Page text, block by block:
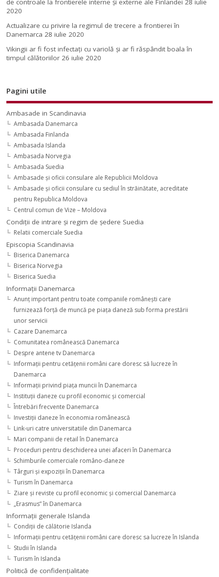
de controale la frontierele interne și externe ale Finlandei 28 iulie
2020
Actualizare cu privire la regimul de trecere a frontierei în
Danemarca 28 iulie 2020
Vikingii ar fi fost infectaţi cu variolă şi ar fi răspândit boala în
timpul călătoriilor 26 iulie 2020
Pagini utile
Ambasade in Scandinavia
Ambasada Danemarca
Ambasada Finlanda
Ambasada Islanda
Ambasada Norvegia
Ambasada Suedia
Ambasade şi oficii consulare ale Republicii Moldova
Ambasade şi oficii consulare cu sediul în străinătate, acreditate
pentru Republica Moldova
Centrul comun de Vize – Moldova
Condiţii de intrare şi regim de şedere Suedia
Relatii comerciale Suedia
Episcopia Scandinavia
Biserica Danemarca
Biserica Norvegia
Biserica Suedia
Informaţii Danemarca
Anunţ important pentru toate companiile româneşti care
furnizează forţă de muncă pe piaţa daneză sub forma prestării
unor servicii
Cazare Danemarca
Comunitatea românească Danemarca
Despre antene tv Danemarca
Informaţii pentru cetăţenii români care doresc să lucreze în
Danemarca
Informaţii privind piaţa muncii în Danemarca
Instituţii daneze cu profil economic şi comercial
Întrebări frecvente Danemarca
Investiţii daneze în economia românească
Link-uri catre universitatiile din Danemarca
Mari companii de retail în Danemarca
Proceduri pentru deschiderea unei afaceri în Danemarca
Schimburile comerciale româno-daneze
Târguri şi expoziţii în Danemarca
Turism în Danemarca
Ziare şi reviste cu profil economic şi comercial Danemarca
„Erasmus” în Danemarca
Informaţii generale Islanda
Condiţii de călătorie Islanda
Informaţii pentru cetăţenii români care doresc sa lucreze în Islanda
Studii în Islanda
Turism în Islanda
Politică de confidențialitate